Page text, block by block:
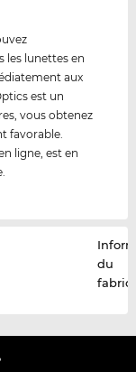
les lunettes en
aux
est un
vous obtenez
favorable.
ligne, est en
du